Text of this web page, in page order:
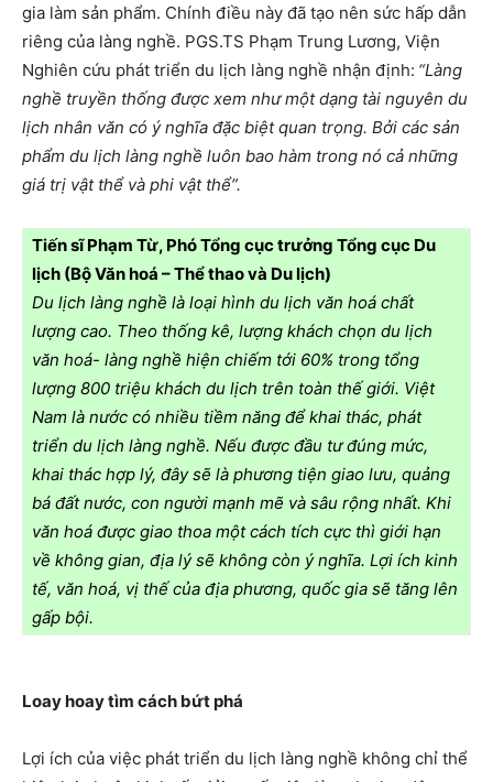
gia làm sản phẩm. Chính điều này đã tạo nên sức hấp dẫn
riêng của làng nghề. PGS.TS Phạm Trung Lương, Viện
Nghiên cứu phát triển du lịch làng nghề nhận định: “Làng
nghề truyền thống được xem như một dạng tài nguyên du
lịch nhân văn có ý nghĩa đặc biệt quan trọng. Bởi các sản
phẩm du lịch làng nghề luôn bao hàm trong nó cả những
giá trị vật thể và phi vật thể”.
Tiến sĩ Phạm Từ, Phó Tổng cục trưởng Tổng cục Du
lịch (Bộ Văn hoá – Thể thao và Du lịch)
Du lịch làng nghề là loại hình du lịch văn hoá chất
lượng cao. Theo thống kê, lượng khách chọn du lịch
văn hoá- làng nghề hiện chiếm tới 60% trong tổng
lượng 800 triệu khách du lịch trên toàn thế giới. Việt
Nam là nước có nhiều tiềm năng để khai thác, phát
triển du lịch làng nghề. Nếu được đầu tư đúng mức,
khai thác hợp lý, đây sẽ là phương tiện giao lưu, quảng
bá đất nước, con người mạnh mẽ và sâu rộng nhất. Khi
văn hoá được giao thoa một cách tích cực thì giới hạn
về không gian, địa lý sẽ không còn ý nghĩa. Lợi ích kinh
tế, văn hoá, vị thế của địa phương, quốc gia sẽ tăng lên
gấp bội.
Loay hoay tìm cách bứt phá
Lợi ích của việc phát triển du lịch làng nghề không chỉ thể